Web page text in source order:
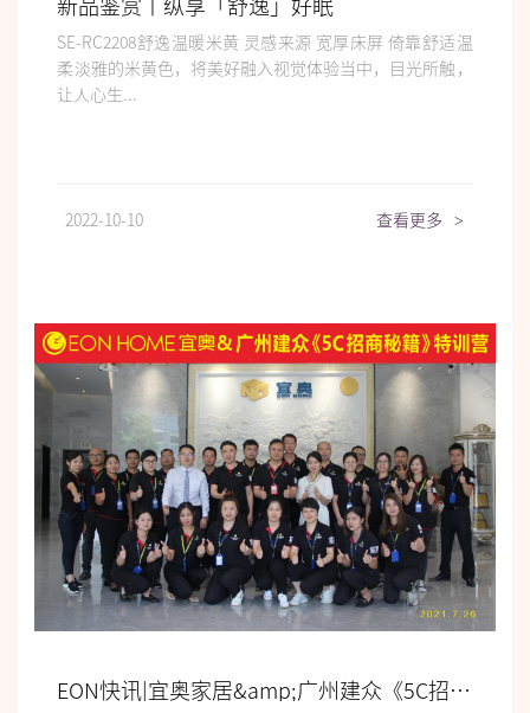
SE-RC2208舒逸温暖米黄 灵感来源 宽厚床屏 倚靠舒适温
柔淡雅的米黄色，将美好融入视觉体验当中，目光所触，
让人心生...
2022-10-10 查看更多 >
EON快讯|宜奥家居&amp;广州建众《5C招商秘籍》特训营